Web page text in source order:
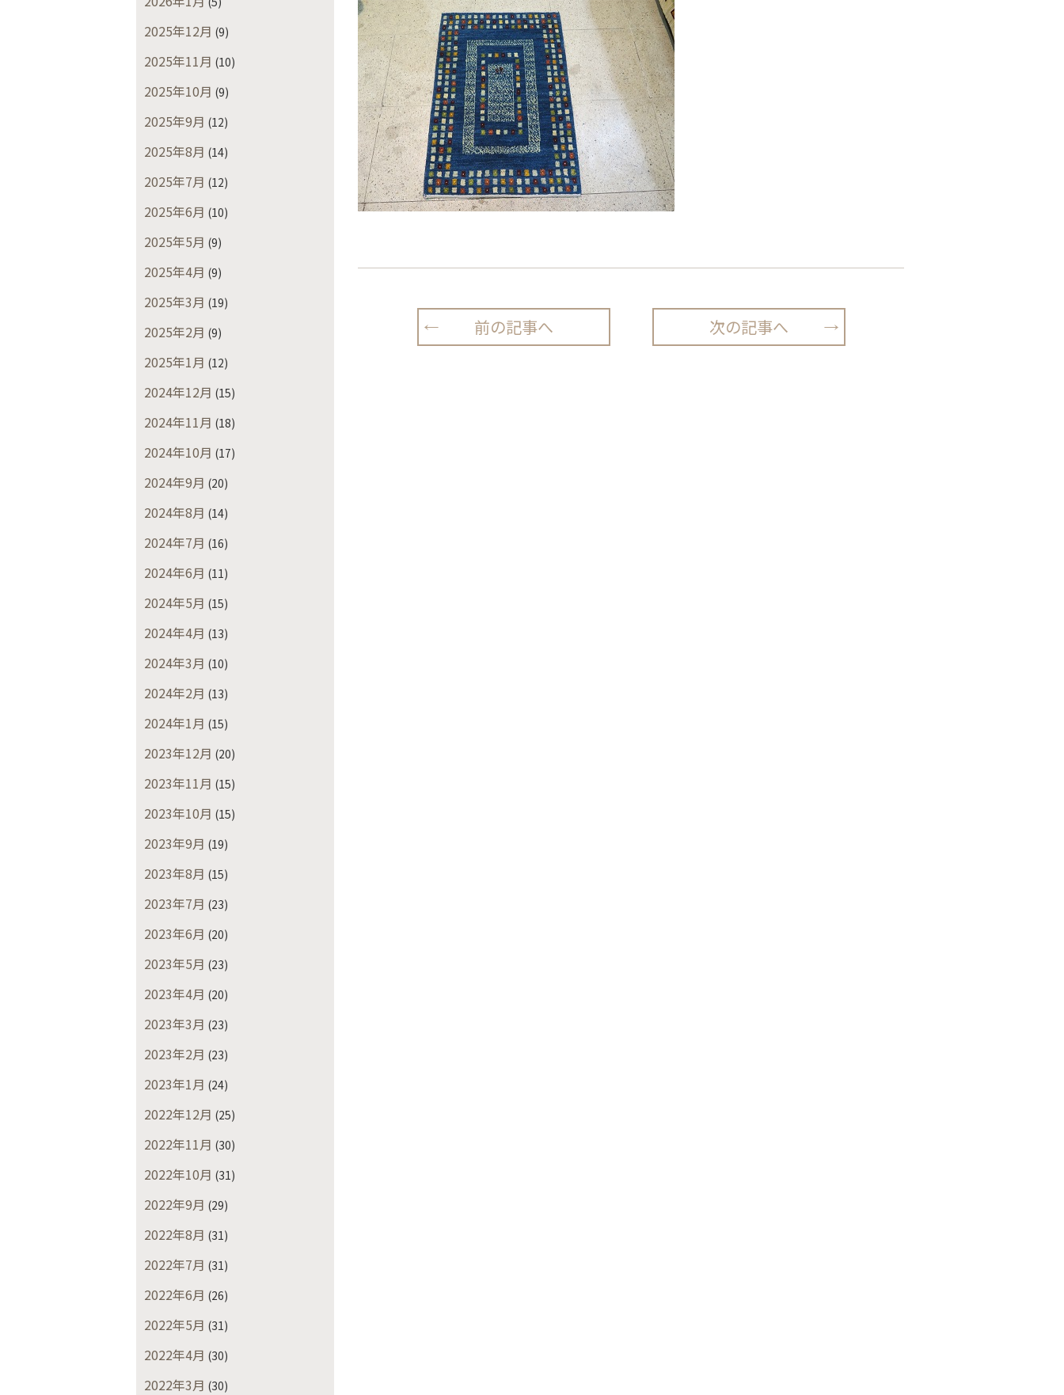
2025年12月 (9)
2025年11月 (10)
2025年10月 (9)
2025年9月 (12)
2025年8月 (14)
2025年7月 (12)
2025年6月 (10)
2025年5月 (9)
2025年4月 (9)
2025年3月 (19)
2025年2月 (9)
2025年1月 (12)
2024年12月 (15)
2024年11月 (18)
2024年10月 (17)
2024年9月 (20)
2024年8月 (14)
2024年7月 (16)
2024年6月 (11)
2024年5月 (15)
2024年4月 (13)
2024年3月 (10)
2024年2月 (13)
2024年1月 (15)
2023年12月 (20)
2023年11月 (15)
2023年10月 (15)
2023年9月 (19)
2023年8月 (15)
2023年7月 (23)
2023年6月 (20)
2023年5月 (23)
2023年4月 (20)
2023年3月 (23)
2023年2月 (23)
2023年1月 (24)
2022年12月 (25)
2022年11月 (30)
2022年10月 (31)
2022年9月 (29)
2022年8月 (31)
2022年7月 (31)
2022年6月 (26)
2022年5月 (31)
2022年4月 (30)
2022年3月 (30)
前の記事へ 次の記事へ